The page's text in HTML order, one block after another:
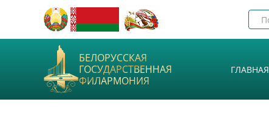
БЕЛОРУССКАЯ
ГОСУДАРСТВЕННАЯ
ФИЛАРМОНИЯ
ГЛАВНАЯ